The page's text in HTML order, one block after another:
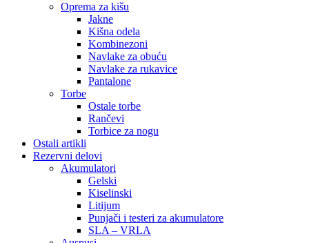
Oprema za kišu
Jakne
Kišna odela
Kombinezoni
Navlake za obuću
Navlake za rukavice
Pantalone
Torbe
Ostale torbe
Rančevi
Torbice za nogu
Ostali artikli
Rezervni delovi
Akumulatori
Gelski
Kiselinski
Litijum
Punjači i testeri za akumulatore
SLA – VRLA